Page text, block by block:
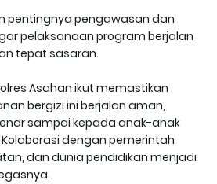
pentingnya pengawasan dan
pelaksanaan program berjalan
tepat sasaran.
Asahan ikut memastikan
bergizi ini berjalan aman,
sampai kepada anak-anak
dengan pemerintah
dan dunia pendidikan menjadi